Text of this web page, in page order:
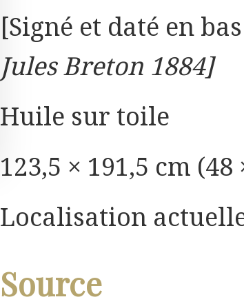
[Signé et daté en
Jules Breton 1884]
Huile sur toile
123,5 × 191,5 cm (48
Localisation
Source